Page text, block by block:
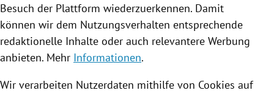
Besuch der Plattform wiederzuerkennen. Damit
können wir dem Nutzungsverhalten entsprechende
redaktionelle Inhalte oder auch relevantere Werbung
anbieten. Mehr Informationen.
Wir verarbeiten Nutzerdaten mithilfe von Cookies auf